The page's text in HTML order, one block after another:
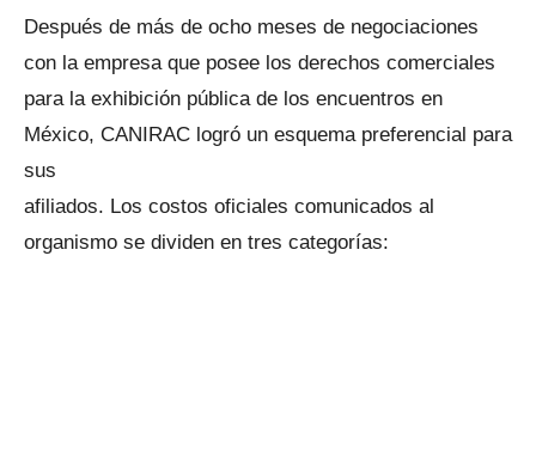
Después de más de ocho meses de negociaciones
con la empresa que posee los derechos comerciales
para la exhibición pública de los encuentros en
México, CANIRAC logró un esquema preferencial para
sus
afiliados. Los costos oficiales comunicados al
organismo se dividen en tres categorías: